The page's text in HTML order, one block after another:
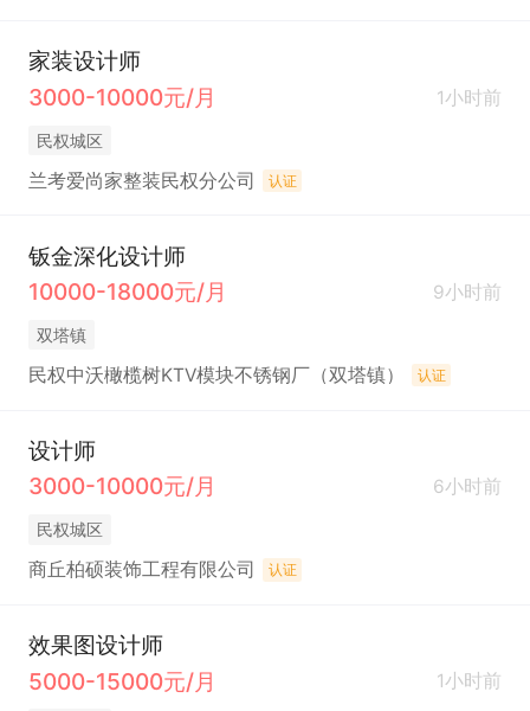
家装设计师
3000-10000元/月
1小时前
民权城区
兰考爱尚家整装民权分公司 认证
钣金深化设计师
10000-18000元/月
9小时前
双塔镇
民权中沃橄榄树KTV模块不锈钢厂（双塔镇） 认证
设计师
3000-10000元/月
6小时前
民权城区
商丘柏硕装饰工程有限公司 认证
效果图设计师
5000-15000元/月
1小时前